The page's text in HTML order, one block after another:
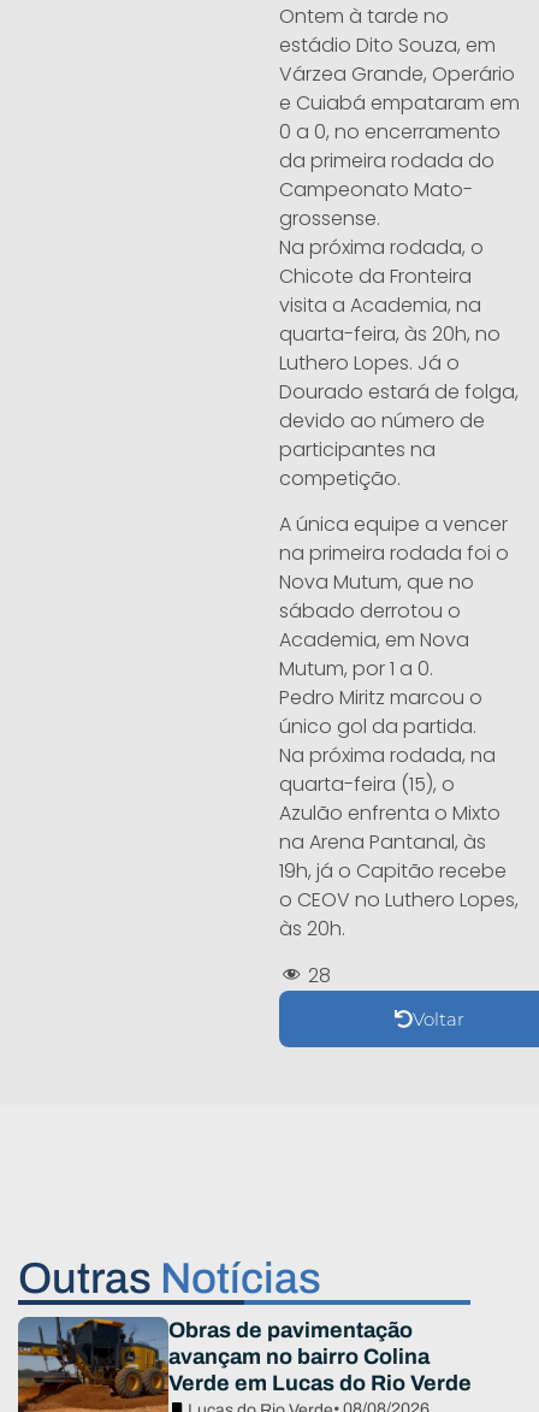
Ontem à tarde no
estádio Dito Souza, em
Várzea Grande, Operário
e Cuiabá empataram em
0 a 0, no encerramento
da primeira rodada do
Campeonato Mato-
grossense.
Na próxima rodada, o
Chicote da Fronteira
visita a Academia, na
quarta-feira, às 20h, no
Luthero Lopes. Já o
Dourado estará de folga,
devido ao número de
participantes na
competição.
A única equipe a vencer
na primeira rodada foi o
Nova Mutum, que no
sábado derrotou o
Academia, em Nova
Mutum, por 1 a 0.
Pedro Miritz marcou o
único gol da partida.
Na próxima rodada, na
quarta-feira (15), o
Azulão enfrenta o Mixto
na Arena Pantanal, às
19h, já o Capitão recebe
o CEOV no Luthero Lopes,
às 20h.
28
Voltar
Outras Notícias
Obras de pavimentação
avançam no bairro Colina
Verde em Lucas do Rio Verde